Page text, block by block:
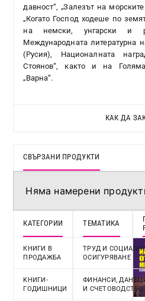
КАК ДА
давност“, „Залезът на
„Когато Господ ходеше по
на немски, унгарски и
Международната литературна
(Русия), Националната
Стоянов“, както и на
„Варна“.
СВЪРЗАНИ ПРОДУКТИ
Няма намерени
КАТЕГОРИИ
КНИГИ В
ПРОДАЖБА
KНИГИ-
ГОДИШНИЦИ
ТЕМАТИКА
ТРУД И
ОСИГУРЯВАНЕ
ФИНАНСИ,
И СЧЕТОВОДСТВО